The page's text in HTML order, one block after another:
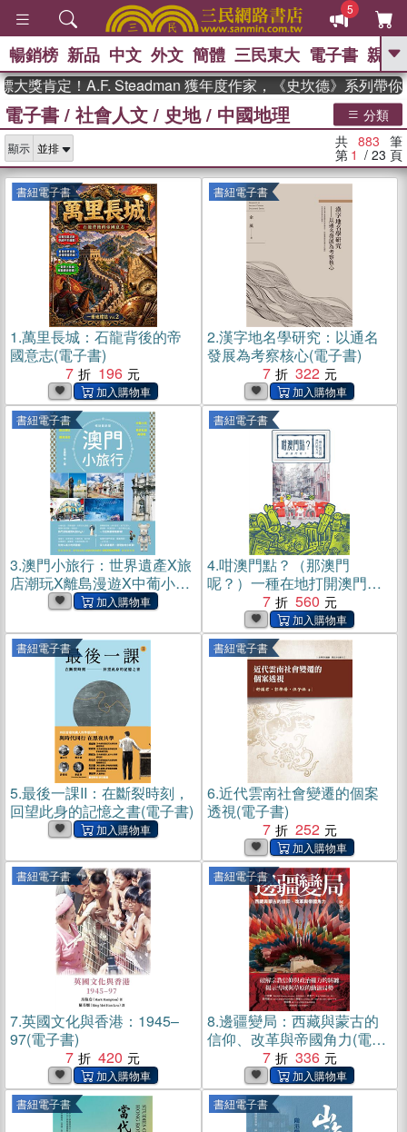
5
GO
熱搜： 東野圭吾 、 高希均教授回憶錄
、 The Odyssey 、 父親節 、 如果歷
國際布克
獎 臺灣漫遊錄 、 方念華 、 台灣的李
登輝時代 、 數學女孩：黎曼猜想
偉大的迷走神經
暢銷榜 新品 中文 外文 簡體 三民東大 電子書 親子
定！A.F. Steadman 獲年度作家，《史坎德》系列帶你踏上
電子書 / 社會人文 / 史地/ 中國地理 分類
顯示 共 883 筆
第 1 / 23 頁
書紐電子書
1.萬里長城：石龍背後的帝
國意志(電子書)
7
196
書紐電子書
2.漢字地名學研究：以通名
發展為考察核心(電子書)
7
322
書紐電子書
3.澳門小旅行：世界遺產X旅
店潮玩X離島漫遊X中葡小吃
X巷弄私旅再發現(電子書)
書紐電子書
4.咁澳門點？（那澳門
呢？）一種在地打開澳門的
方式(電子書)
7 560
書紐電子書
5.最後一課II：在斷裂時刻，
回望此身的記憶之書(電子書)
書紐電子書
6.近代雲南社會變遷的個案
透視(電子書)
7
252
書紐電子書
7.英國文化與香港：1945–
97(電子書)
7
420
書紐電子書
8.邊疆變局：西藏與蒙古的
信仰、改革與帝國角力(電子
7 336
書紐電子書 書紐電子書